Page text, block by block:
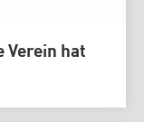
hat